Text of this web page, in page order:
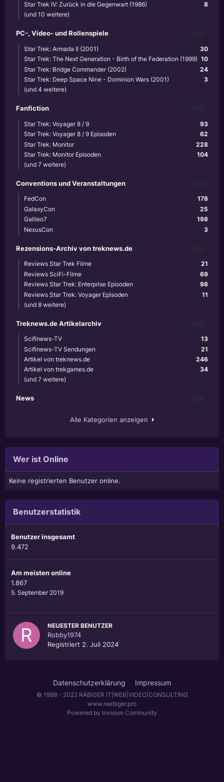
8
Star Trek IV: Zurück in die Gegenwart (1986)
(und 10 weitere)
PC-, Video- und Rollenspiele
30
Star Trek: Armada II (2001)
10
Star Trek: The Next Generation - Birth of the Federation (1999)
24
Star Trek: Bridge Commander (2002)
3
Star Trek: Deep Space Nine - Dominion Wars (2001)
(und 4 weitere)
Fanfiction
93
Star Trek: Voyager 8 / 9
62
Star Trek: Voyager 8 / 9 Episoden
228
Star Trek: Monitor
104
Star Trek: Monitor Episoden
(und 7 weitere)
Conventions und Veranstaltungen
178
FedCon
25
GalaxyCon
198
Galileo7
3
NexusCon
Rezensions-Archiv von treknews.de
21
Reviews Star Trek Filme
69
Reviews SciFi-Filme
98
Reviews Star Trek: Enterprise Episoden
11
Reviews Star Trek: Voyager Episoden
(und 8 weitere)
Treknews.de Artikelarchiv
13
Scifinews-TV
21
Scifinews-TV Sendungen
246
Artikel von treknews.de
34
Artikel von trekgames.de
(und 7 weitere)
News
Alle Kategorien anzeigen
Wer ist Online
Keine registrierten Benutzer online.
Benutzerstatistik
Benutzer insgesamt
9.472
Am meisten online
1.867
5. September 2019
NEUESTER BENUTZER
Robby1974
Registriert 2. Juli 2024
Datenschutzerklärung Impressum
© 1999 - 2022 RÄBIGER IT|WEB|VIDEO|CONSULTING
www.raebiger.pro
Powered by Invision Community